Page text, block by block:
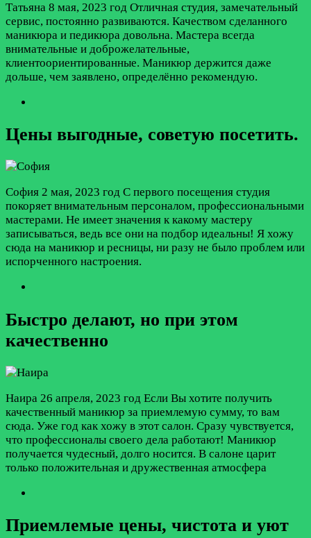
Татьяна 8 мая, 2023 год Отличная студия, замечательный
сервис, постоянно развиваются. Качеством сделанного
маникюра и педикюра довольна. Мастера всегда
внимательные и доброжелательные,
клиентоориентированные. Маникюр держится даже
дольше, чем заявлено, определённо рекомендую.
Цены выгодные, советую посетить.
София 2 мая, 2023 год С первого посещения студия
покоряет внимательным персоналом, профессиональными
мастерами. Не имеет значения к какому мастеру
записываться, ведь все они на подбор идеальны! Я хожу
сюда на маникюр и ресницы, ни разу не было проблем или
испорченного настроения.
Быстро делают, но при этом
качественно
Наира 26 апреля, 2023 год Если Вы хотите получить
качественный маникюр за приемлемую сумму, то вам
сюда. Уже год как хожу в этот салон. Сразу чувствуется,
что профессионалы своего дела работают! Маникюр
получается чудесный, долго носится. В салоне царит
только положительная и дружественная атмосфера
Приемлемые цены, чистота и уют